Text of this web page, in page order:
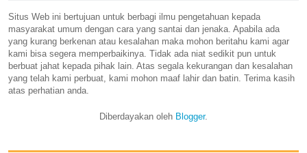
Situs Web ini bertujuan untuk berbagi ilmu pengetahuan kepada
masyarakat umum dengan cara yang santai dan jenaka. Apabila ada
yang kurang berkenan atau kesalahan maka mohon beritahu kami agar
kami bisa segera memperbaikinya. Tidak ada niat sedikit pun untuk
berbuat jahat kepada pihak lain. Atas segala kekurangan dan kesalahan
yang telah kami perbuat, kami mohon maaf lahir dan batin. Terima kasih
atas perhatian anda.
Diberdayakan oleh Blogger.